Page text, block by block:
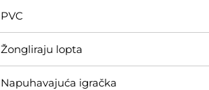
PVC
Žongliraju lopta
Napuhavajuća igračka